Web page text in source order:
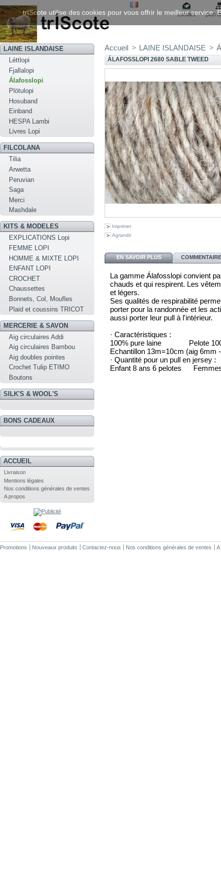
contact plan
LAINE ISLANDAISE
Léttlopi
Fjallalopi
Álafosslopi
Plötulopi
Hosuband
Einband
HESPA Lambi
Livres Lopi
FILCOLANA
Tilia
Arwetta
Peruvian
Saga
Merci
Mashdale
KITS & MODELES
EXPLICATIONS Lopi
FEMME LOPI
HOMME & MIXTE LOPI
ENFANT LOPI
CROCHET
Chaussettes
Bonnets, Col, Moufles
Plaid et coussins TRICOT
MERCERIE & SAVON
Aig circulaires Addi
Aig circulaires Bambou
Aig doubles pointes
Crochet Tulip ETIMO
Boutons
SILK'S & WOOL'S
BONS CADEAUX
ACCUEIL
Livraison
Mentions légales
Nos conditions générales de ventes
A propos
Accueil > LAINE ISLANDAISE >
ÁLAFOSSLOPI 2680 SABLE TWEED
Imprimer
Agrandir
EN SAVOIR PLUS
La gamme Álafosslopi convient
chauds et qui respirent. Les
et légers.
Ses qualités de respirabilité
porter pour la randonnée et les
aussi porter leur pull à l'intérieur.
· Caractéristiques :
100% pure laine Pelote
Echantillon 13m=10cm (aig 6mm
· Quantité pour un pull en jersey :
Enfant 8 ans 6 pelotes
Promotions Nouveaux produits Contactez-nous Nos conditions générales de ventes A
trIScote utilise des cookies pour vous offrir le meilleur